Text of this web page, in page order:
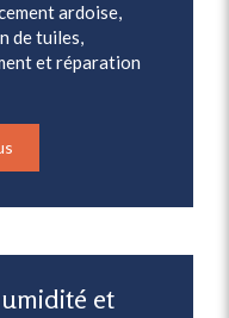
ardoise,
de tuiles,
et réparation
et